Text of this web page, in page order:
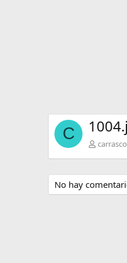
C
No hay